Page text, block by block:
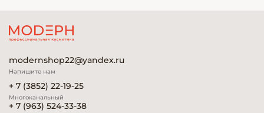
modernshop22@yandex.ru
Напишите нам
+ 7 (3852) 22-19-25
Многоканальный
+ 7 (963) 524-33-38